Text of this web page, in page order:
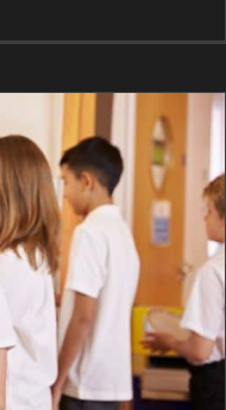
pour
cantine